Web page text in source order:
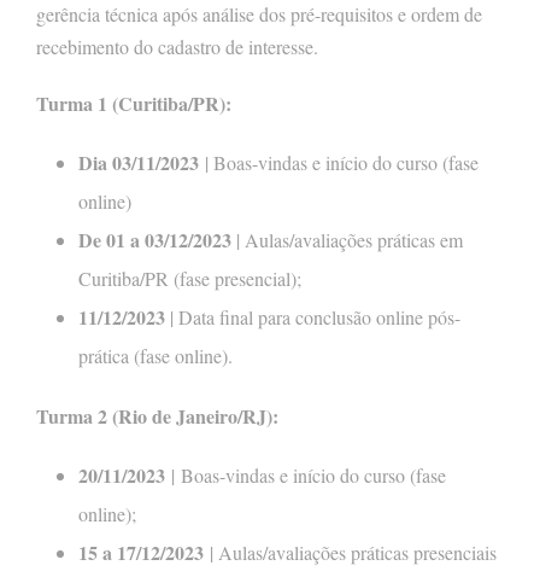
gerência técnica após análise dos pré-requisitos e ordem de
recebimento do cadastro de interesse.
Turma 1 (Curitiba/PR):
Dia 03/11/2023 | Boas-vindas e início do curso (fase
online)
De 01 a 03/12/2023 | Aulas/avaliações práticas em
Curitiba/PR (fase presencial);
11/12/2023 | Data final para conclusão online pós-
prática (fase online).
Turma 2 (Rio de Janeiro/RJ):
20/11/2023 | Boas-vindas e início do curso (fase
online);
15 a 17/12/2023 | Aulas/avaliações práticas presenciais